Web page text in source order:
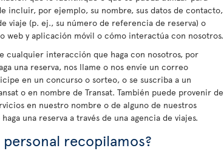
incluir, por ejemplo, su nombre, sus datos de contacto,
viaje (p. ej., su número de referencia de reserva) o
y aplicación móvil o cómo interactúa con nosotros.
cualquier interacción que haga con nosotros, por
una reserva, nos llame o nos envíe un correo
en un concurso o sorteo, o se suscriba a un
o en nombre de Transat. También puede provenir de
en nuestro nombre o de alguno de nuestros
una reserva a través de una agencia de viajes.
recopilamos?